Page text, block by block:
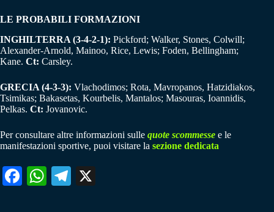
LE PROBABILI FORMAZIONI
INGHILTERRA (3-4-2-1): Pickford; Walker, Stones, Colwill;
Alexander-Arnold, Mainoo, Rice, Lewis; Foden, Bellingham;
Kane. Ct: Carsley.
GRECIA (4-3-3): Vlachodimos; Rota, Mavropanos, Hatzidiakos,
Tsimikas; Bakasetas, Kourbelis, Mantalos; Masouras, Ioannidis,
Pelkas. Ct: Jovanovic.
Per consultare altre informazioni sulle quote scommesse e le
manifestazioni sportive, puoi visitare la sezione dedicata
Fa W
Te